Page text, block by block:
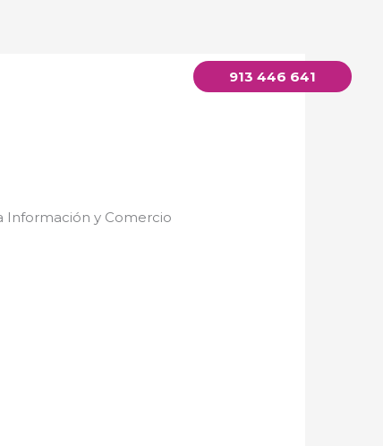
913 446 641
Información y Comercio